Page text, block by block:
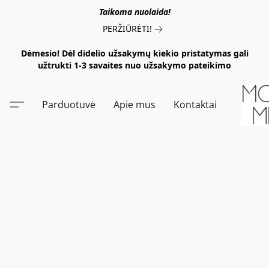
Taikoma nuolaida!
PERŽIŪRĖTI!
Dėmesio! Dėl didelio užsakymų kiekio pristatymas gali
užtrukti 1-3 savaites nuo užsakymo pateikimo
Parduotuvė Apie mus Kontaktai